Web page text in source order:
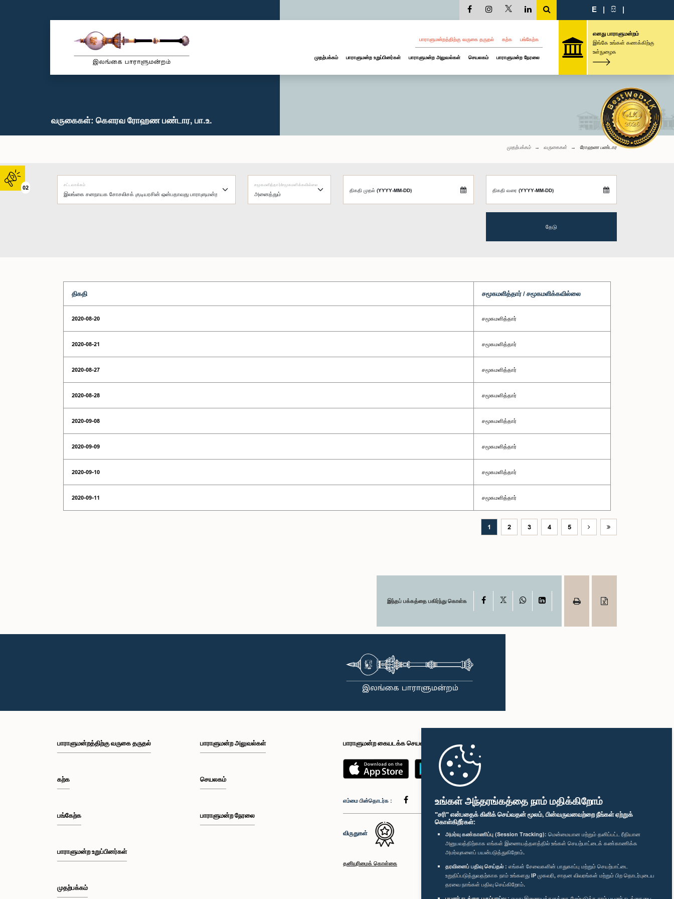
உங்கள் அந்தரங்கத்தை நாம் மதிக்கிறோம்
"சரி" என்பதைக் கிளிக் செய்வதன் மூலம், பின்வருவனவற்றை நீங்கள் ஏற்றுக்
கொள்கிறீர்கள்:
அமர்வு கண்காணிப்பு (Session Tracking): மென்மையான மற்றும் தனிப்பட்ட ரீதியான
அனுபவத்திற்காக எங்கள் இணையத்தளத்தில் உங்கள் செயற்பாட்டைக் கண்காணிக்க
அமர்வுகளைப் பயன்படுத்துகிறோம்.
தரவினைப் பதிவு செய்தல் : எங்கள் சேவைகளின் பாதுகாப்பு மற்றும் செயற்பாட்டை
உறுதிப்படுத்துவதற்காக நாம் உங்களது IP முகவரி, சாதன விவரங்கள் மற்றும் பிற தொடர்புடைய
தரவை நாங்கள் பதிவு செய்கிறோம்.
02
E | සි |
பாராளுமன்றத்திற்கு வருகை தருதல் கற்க பங்கேற்க
முதற்பக்கம் பாராளுமன்ற உறுப்பினர்கள் பாராளுமன்ற அலுவல்கள் செயலகம் பாராளுமன்ற நேரலை
எனது பாராளுமன்றம்
இங்கே உங்கள் கணக்கிற்கு
உள்நுழைக
வருகைகள்: கௌரவ ரோஹண பண்டார, பா.உ.
முதற்பக்கம் வருகைகள் ரோஹண பண்டார
சட்டவாக்கம் சமூகமளித்தார்/சமூகமளிக்கவில்லை
திகதி முதல் (YYYY-MM-DD) திகதி வரை (YYYY-MM-DD)
தேடு
திகதி சமூகமளித்தார் / சமூகமளிக்கவில்லை
2020-08-20 சமூகமளித்தார்
2020-08-21 சமூகமளித்தார்
2020-08-27 சமூகமளித்தார்
2020-08-28 சமூகமளித்தார்
2020-09-08 சமூகமளித்தார்
2020-09-09 சமூகமளித்தார்
2020-09-10 சமூகமளித்தார்
2020-09-11 சமூகமளித்தார்
1 2 3 4 5
இந்தப் பக்கத்தை பகிர்ந்து கொள்க Facebook WhatsAppLinkedIn
பாராளுமன்றத்திற்கு வருகை தருதல்
கற்க
பங்கேற்க
பாராளுமன்ற உறுப்பினர்கள்
முதற்பக்கம்
பாராளுமன்ற அலுவல்கள்
செயலகம்
பாராளுமன்ற நேரலை
பாராளுமன்ற கையடக்க செயலி
எம்மை பின்தொடர்க :
விருதுகள்
தனியுரிமைக் கொள்கை